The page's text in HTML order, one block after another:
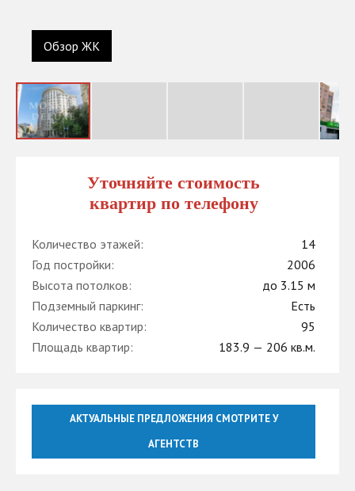
Обзор ЖК
Уточняйте стоимость
квартир по телефону
Количество этажей:
14
Год постройки:
2006
Высота потолков:
до 3.15 м
Подземный паркинг:
Есть
Количество квартир:
95
Площадь квартир:
183.9 — 206 кв.м.
АКТУАЛЬНЫЕ ПРЕДЛОЖЕНИЯ СМОТРИТЕ У
АГЕНТСТВ